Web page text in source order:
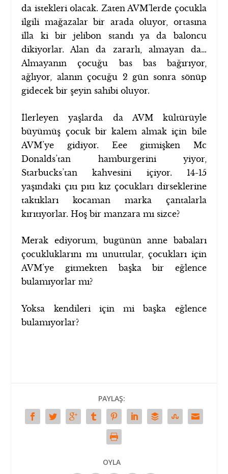
da istekleri olacak. Zaten AVM’lerde çocukla
ilgili mağazalar bir arada oluyor, ortasına
illa ki bir jelibon standı ya da baloncu
dikiyorlar. Alan da zararlı, almayan da…
Almayanın çocuğu bas bas bağırıyor,
ağlıyor, alanın çocuğu 2 gün sonra sönüp
gidecek bir şeyin sahibi oluyor.
İlerleyen yaşlarda da AVM kültürüyle
büyümüş çocuk bir kalem almak için bile
AVM’ye gidiyor. Eee gitmişken Mc
Donalds’tan hamburgerini yiyor,
Starbucks’tan kahvesini içiyor. 14-15
yaşındaki çıtı pıtı kız çocukları dirseklerine
taktıkları kocaman marka çantalarla
kırıtıyorlar. Hoş bir manzara mı sizce?
Merak ediyorum, bugünün anne babaları
çocukluklarını mı unuttular, çocukları için
AVM’ye gitmekten başka bir eğlence
bulamıyorlar mı?
Yoksa kendileri için mi başka eğlence
bulamıyorlar?
PAYLAŞ:
OYLA